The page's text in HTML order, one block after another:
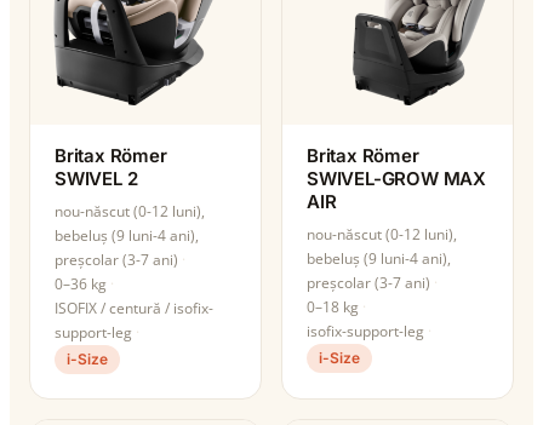
Britax Römer
SWIVEL 2
nou-născut (0-12 luni),
bebeluș (9 luni-4 ani),
preșcolar (3-7 ani)
0–36 kg
ISOFIX / centură / isofix-
support-leg
i-Size
Britax Römer
SWIVEL-GROW MAX
AIR
nou-născut (0-12 luni),
bebeluș (9 luni-4 ani),
preșcolar (3-7 ani)
0–18 kg
isofix-support-leg
i-Size